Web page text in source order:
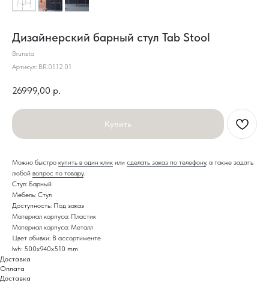
Дизайнерский барный стул Tab Stool
Brunsta
Артикул: BR.01.12.01
26999,00 р.
Купить
Можно быстро купить в один клик или сделать заказ по телефону, а также задать
любой вопрос по товару.
Стул: Барный
Мебель: Стул
Доступность: Под заказ
Материал корпуса: Пластик
Материал корпуса: Металл
Цвет обивки: В ассортименте
lwh: 500x940x510 mm
Доставка
Оплата
Доставка